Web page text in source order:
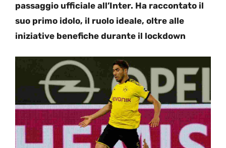
passaggio ufficiale all’Inter. Ha raccontato il
suo primo idolo, il ruolo ideale, oltre alle
iniziative benefiche durante il lockdown